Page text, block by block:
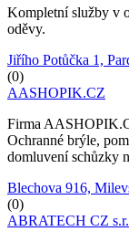
Kompletní služby v
oděvy.
Jiřího Potůčka 1,
(0)
AASHOPIK.CZ
Firma
Ochranné brýle,
domluvení schůzky
Blechova 916,
(0)
ABRATECH CZ